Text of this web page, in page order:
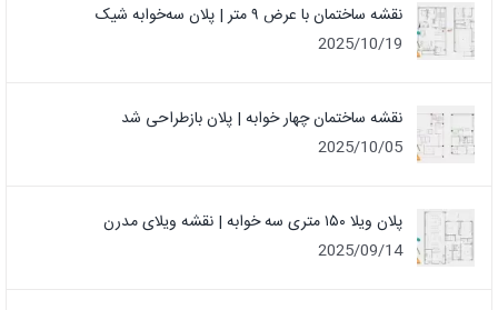
نقشه ساختمان با عرض ۹ متر | پلان سه‌خوابه شیک
2025/10/19
نقشه ساختمان چهار خوابه | پلان بازطراحی شد
2025/10/05
پلان ویلا ۱۵۰ متری سه خوابه | نقشه ویلای مدرن
2025/09/14